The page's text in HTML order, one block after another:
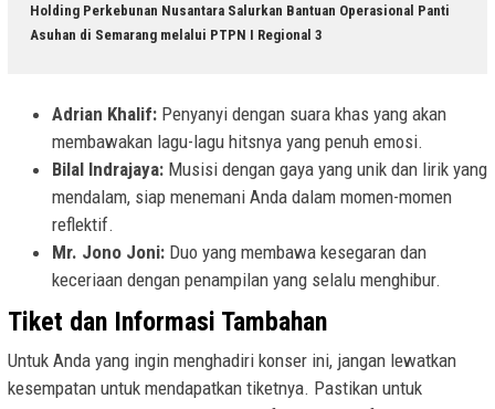
Holding Perkebunan Nusantara Salurkan Bantuan Operasional Panti
Asuhan di Semarang melalui PTPN I Regional 3
Adrian Khalif: Penyanyi dengan suara khas yang akan
membawakan lagu-lagu hitsnya yang penuh emosi.
Bilal Indrajaya: Musisi dengan gaya yang unik dan lirik yang
mendalam, siap menemani Anda dalam momen-momen
reflektif.
Mr. Jono Joni: Duo yang membawa kesegaran dan
keceriaan dengan penampilan yang selalu menghibur.
Tiket dan Informasi Tambahan
Untuk Anda yang ingin menghadiri konser ini, jangan lewatkan
kesempatan untuk mendapatkan tiketnya. Pastikan untuk